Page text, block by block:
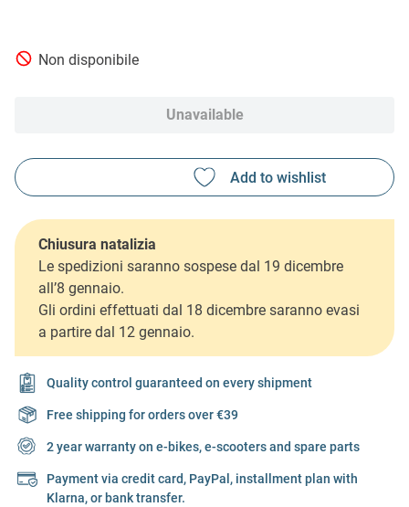
Non disponibile
Unavailable
Chiusura natalizia
Le spedizioni saranno sospese dal 19 dicembre
all’8 gennaio.
Gli ordini effettuati dal 18 dicembre saranno evasi
a partire dal 12 gennaio.
Quality control guaranteed on every shipment
Free shipping for orders over €39
2 year warranty on e-bikes, e-scooters and spare parts
Payment via credit card, PayPal, installment plan with
Klarna, or bank transfer.